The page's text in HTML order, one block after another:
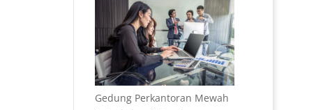
Gedung Perkantoran Mewah